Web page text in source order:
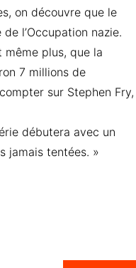
on découvre que le
l’Occupation nazie.
même plus, que la
7 millions de
sur Stephen Fry,
débutera avec un
jamais tentées. »